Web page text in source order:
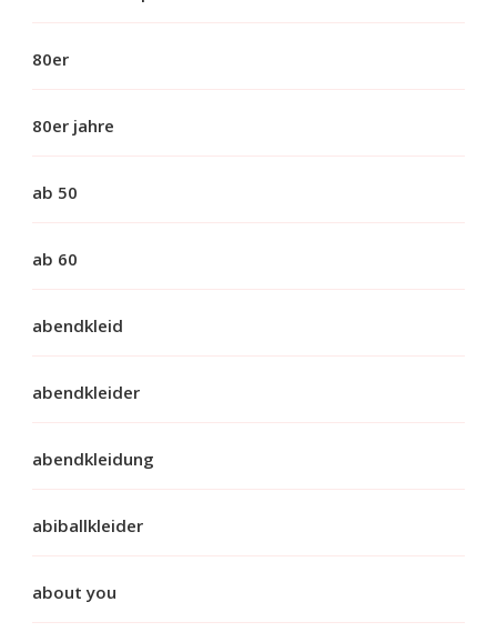
80er
80er jahre
ab 50
ab 60
abendkleid
abendkleider
abendkleidung
abiballkleider
about you